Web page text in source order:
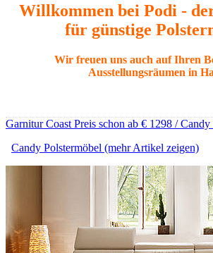
Willkommen bei Podi -
für günstige
Wir freuen uns auch auf Ihren
Ausstellungsräumen in
Garnitur Coast Preis schon ab € 1298 / Candy
Candy Polstermöbel (mehr Artikel zeigen)